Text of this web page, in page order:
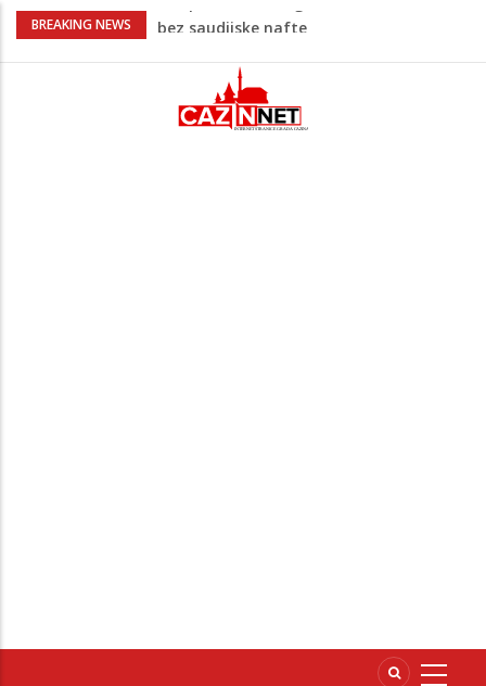
BREAKING NEWS
Vrućine pune hitne pomoći: Sve više
Šta je Vučić prešutio Zelenskom?
Putinovo ime nije smio da izgovori